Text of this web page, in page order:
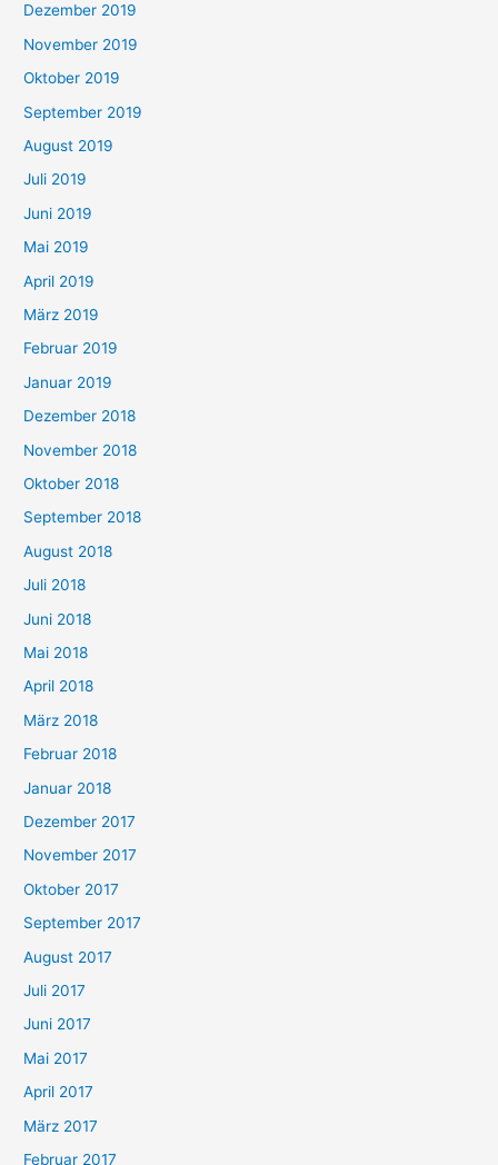
Dezember 2019
November 2019
Oktober 2019
September 2019
August 2019
Juli 2019
Juni 2019
Mai 2019
April 2019
März 2019
Februar 2019
Januar 2019
Dezember 2018
November 2018
Oktober 2018
September 2018
August 2018
Juli 2018
Juni 2018
Mai 2018
April 2018
März 2018
Februar 2018
Januar 2018
Dezember 2017
November 2017
Oktober 2017
September 2017
August 2017
Juli 2017
Juni 2017
Mai 2017
April 2017
März 2017
Februar 2017